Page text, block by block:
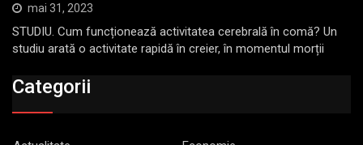
mai 31, 2023
STUDIU. Cum funcționează activitatea cerebrală în comă? Un
studiu arată o activitate rapidă în creier, în momentul morții
Categorii